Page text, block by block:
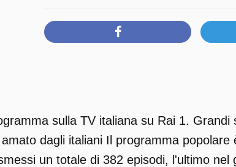
sulla TV italiana su Rai 1.
dagli italiani Il programma
un totale di 382 episodi, l'ultimo nel